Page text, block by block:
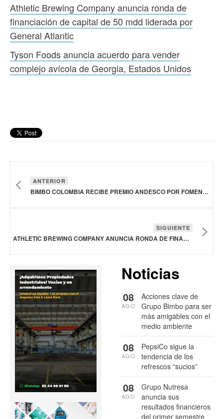
Athletic Brewing Company anuncia ronda de
financiación de capital de 50 mdd liderada por
General Atlantic
Tyson Foods anuncia acuerdo para vender
complejo avícola de Georgia, Estados Unidos
ANTERIOR
BIMBO COLOMBIA RECIBE PREMIO ANDESCO POR FOMENTAR INCLUSIÓN LABORAL
SIGUIENTE
ATHLETIC BREWING COMPANY ANUNCIA RONDA DE FINANCIACIÓN DE CAPITAL DE 50 MDD LIDERADA POR GENERAL ATLANTIC
Noticias
Acciones clave de
Grupo Bimbo para ser
más amigables con el
medio ambiente
08
AGO
PepsiCo sigue la
tendencia de los
refrescos “sucios”
08
AGO
Grupo Nutresa
anuncia sus
resultados financieros
del primer semestre
08
AGO